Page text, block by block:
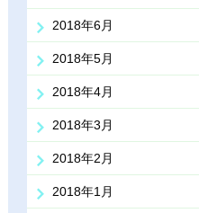
2018年6月
2018年5月
2018年4月
2018年3月
2018年2月
2018年1月